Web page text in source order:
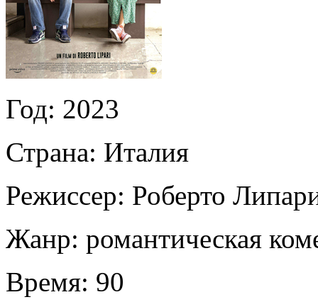
Год: 2023
Страна: Италия
Режиссер: Роберто
Жанр: романтическая
Время: 90